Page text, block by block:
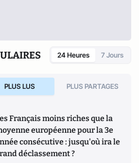
24 Heures 7 Jours
PLUS LUS PLUS PARTAGES
Français moins riches que la
européenne pour la 3e
consécutive : jusqu'où ira le
déclassement ?